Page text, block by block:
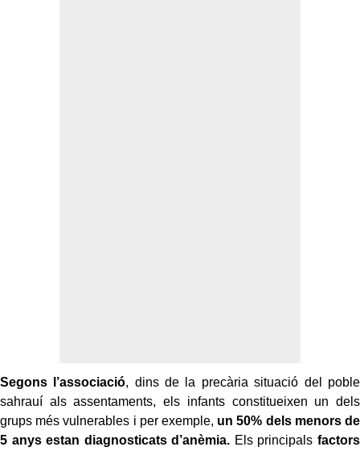
Segons l’associació, dins de la precària situació del poble
sahrauí als assentaments, els infants constitueixen un dels
grups més vulnerables i per exemple, un 50% dels menors de
5 anys estan diagnosticats d’anèmia. Els principals factors